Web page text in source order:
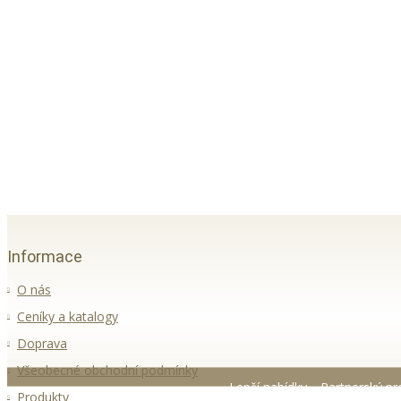
Informace
O nás
Ceníky a katalogy
Doprava
Všeobecné obchodní podmínky
Produkty
Lepší nabídky Partnerský